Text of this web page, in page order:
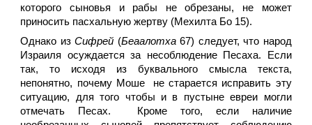
которого сыновья и рабы не обрезаны, не может
приносить пасхальную жертву (Мехилта Бо 15).
Однако изСифрей (Беаалотха67) следует, что народ
Израиля осуждается за несоблюдение Песаха. Если
так, то исходя из буквального смысла текста,
непонятно, почему Моше не старается исправить эту
ситуацию, для того чтобы и в пустыне евреи могли
отмечать Песах. Кроме того, если наличие